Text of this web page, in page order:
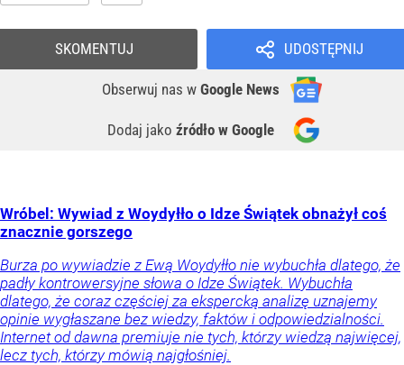
UDOSTĘPNIJ
Obserwuj nas w Google News
Dodaj jako źródło w Google
SKOMENTUJ
Wróbel: Wywiad z Woydyłło o Idze Świątek obnażył coś
znacznie gorszego
Burza po wywiadzie z Ewą Woydyłło nie wybuchła dlatego, że
padły kontrowersyjne słowa o Idze Świątek. Wybuchła
dlatego, że coraz częściej za ekspercką analizę uznajemy
opinie wygłaszane bez wiedzy, faktów i odpowiedzialności.
Internet od dawna premiuje nie tych, którzy wiedzą najwięcej,
lecz tych, którzy mówią najgłośniej.